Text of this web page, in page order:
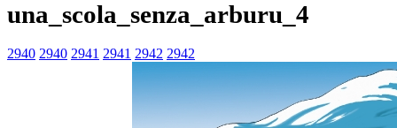
una_scola_senza_arburu_4
2940 2940 2941 2941 2942 2942